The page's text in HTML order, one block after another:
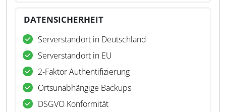
DATENSICHERHEIT
Serverstandort in Deutschland
Serverstandort in EU
2-Faktor Authentifizierung
Ortsunabhängige Backups
DSGVO Konformität